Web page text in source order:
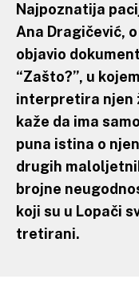
Najpoznatija
Ana Dragičević,
objavio
“Zašto?”, u
interpretira njen
kaže da ima
puna istina o
drugih
brojne
koji su u Lopači
tretirani.